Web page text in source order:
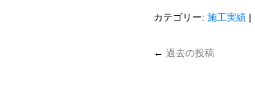
カテゴリー: 施工実績 |
← 過去の投稿